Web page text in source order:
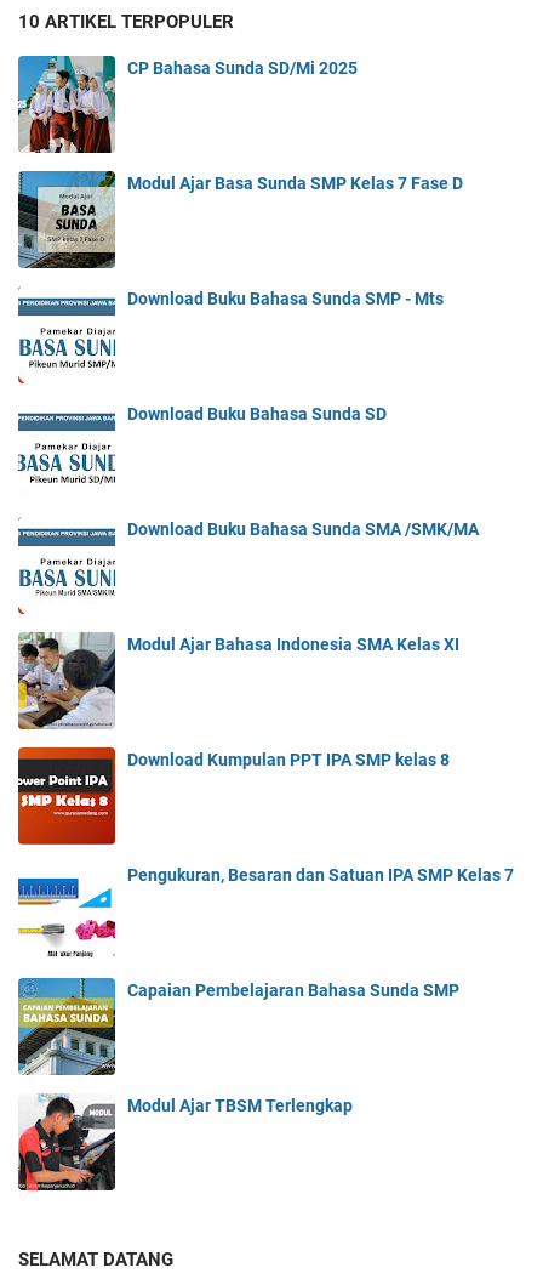
10 ARTIKEL TERPOPULER
CP Bahasa Sunda SD/Mi 2025
Modul Ajar Basa Sunda SMP Kelas 7 Fase D
Download Buku Bahasa Sunda SMP - Mts
Download Buku Bahasa Sunda SD
Download Buku Bahasa Sunda SMA /SMK/MA
Modul Ajar Bahasa Indonesia SMA Kelas XI
Download Kumpulan PPT IPA SMP kelas 8
Pengukuran, Besaran dan Satuan IPA SMP Kelas 7
Capaian Pembelajaran Bahasa Sunda SMP
Modul Ajar TBSM Terlengkap
SELAMAT DATANG